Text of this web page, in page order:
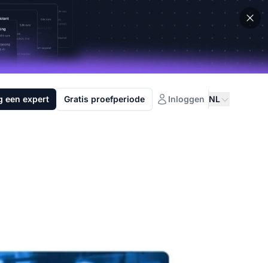
een expert Gratis proefperiode Inloggen NL